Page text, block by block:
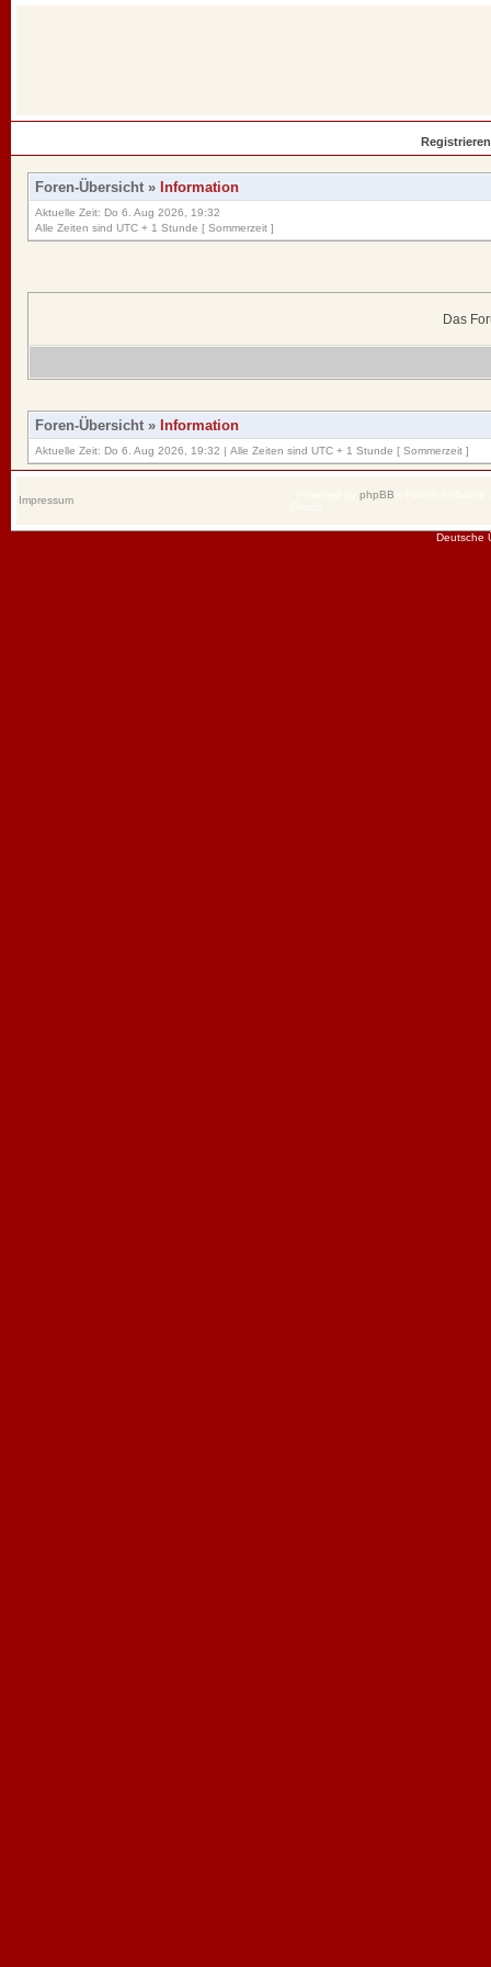
Registrieren
Foren-Übersicht » Information
Aktuelle Zeit: Do 6. Aug 2026, 19:32
Alle Zeiten sind UTC + 1 Stunde [ Sommerzeit ]
Das
Foren-Übersicht » Information
Aktuelle Zeit: Do 6. Aug 2026, 19:32 | Alle Zeiten sind UTC + 1 Stunde [ Sommerzeit ]
Impressum phpBB
Deutsche